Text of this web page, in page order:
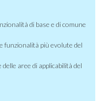
di base e di comune
funzionalità più evolute del
aree di applicabilità del